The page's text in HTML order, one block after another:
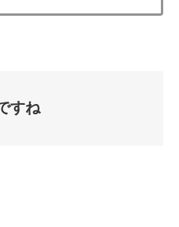
すね